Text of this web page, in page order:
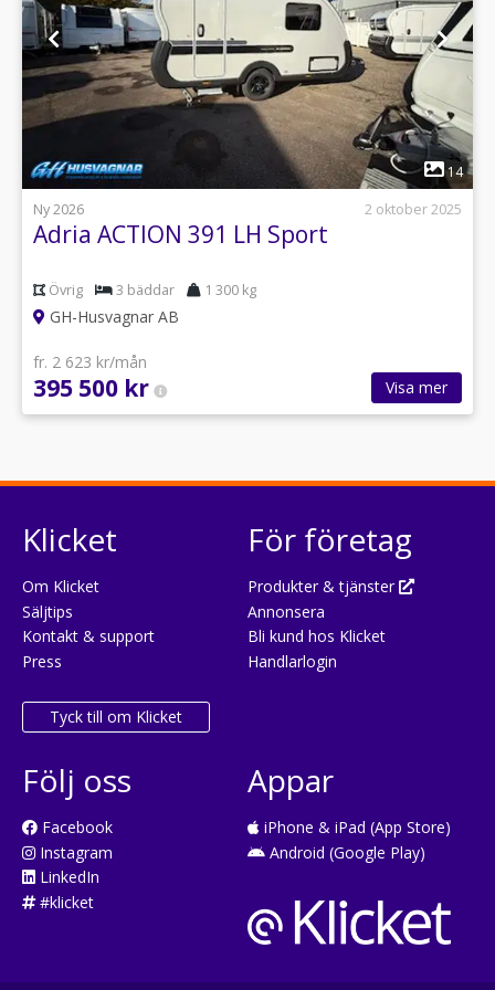
14
Ny 2026
2 oktober 2025
Adria ACTION 391 LH Sport
Övrig 3 bäddar 1 300 kg
GH-Husvagnar AB
fr. 2 623 kr/mån
395 500 kr Visa mer
Klicket
Om Klicket
Säljtips
Kontakt & support
Press
Tyck till om Klicket
För företag
Produkter & tjänster
Annonsera
Bli kund hos Klicket
Handlarlogin
Följ oss
Facebook
Instagram
LinkedIn
#klicket
Appar
iPhone & iPad (App Store)
Android (Google Play)